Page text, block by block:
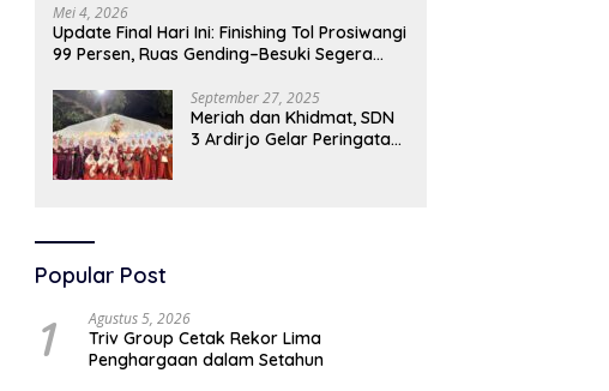
Mei 4, 2026
Update Final Hari Ini: Finishing Tol Prosiwangi
99 Persen, Ruas Gending–Besuki Segera
September 27, 2025
Meriah dan Khidmat, SDN
3 Ardirjo Gelar Peringatan
Popular Post
1 Agustus 5, 2026
Triv Group Cetak Rekor Lima
Penghargaan dalam Setahun